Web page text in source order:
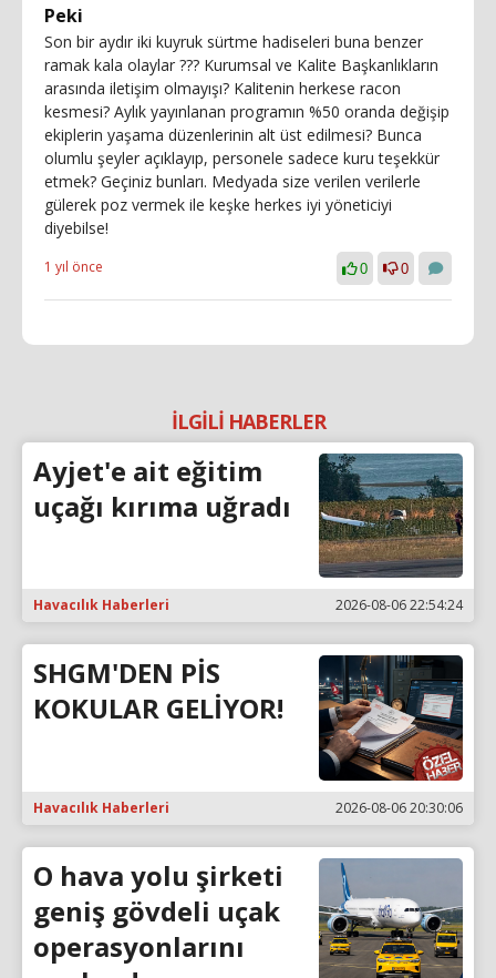
Peki
Son bir aydır iki kuyruk sürtme hadiseleri buna benzer
ramak kala olaylar ??? Kurumsal ve Kalite Başkanlıkların
arasında iletişim olmayışı? Kalitenin herkese racon
kesmesi? Aylık yayınlanan programın %50 oranda değişip
ekiplerin yaşama düzenlerinin alt üst edilmesi? Bunca
olumlu şeyler açıklayıp, personele sadece kuru teşekkür
etmek? Geçiniz bunları. Medyada size verilen verilerle
gülerek poz vermek ile keşke herkes iyi yöneticiyi
diyebilse!
1 yıl önce 0 0
İLGİLİ HABERLER
Ayjet'e ait eğitim
uçağı kırıma uğradı
Havacılık Haberleri 2026-08-06 22:54:24
SHGM'DEN PİS
KOKULAR GELİYOR!
Havacılık Haberleri 2026-08-06 20:30:06
O hava yolu şirketi
geniş gövdeli uçak
operasyonlarını